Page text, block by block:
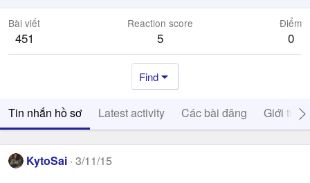
Bài viết
451
Reaction score
5
Điểm
0
Find
Tin nhắn hồ sơ Latest activity Các bài đăng Giới thiệu
KytoSai 3/11/15